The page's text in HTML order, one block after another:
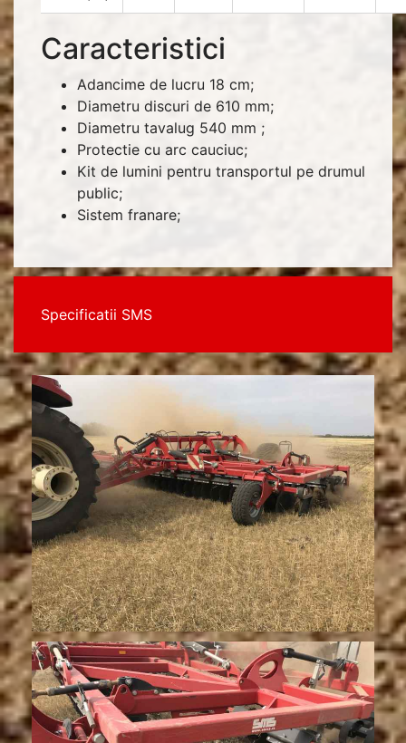
Caracteristici
Adancime de lucru 18 cm;
Diametru discuri de 610 mm;
Diametru tavalug 540 mm ;
Protectie cu arc cauciuc;
Kit de lumini pentru transportul pe drumul
public;
Sistem franare;
Specificatii SMS